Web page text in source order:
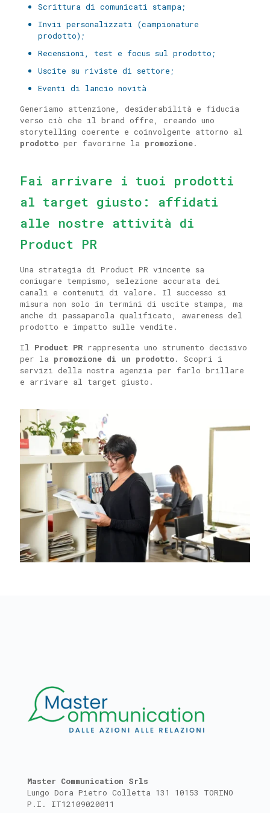
Scrittura di comunicati stampa;
Invii personalizzati (campionature
prodotto);
Recensioni, test e focus sul prodotto;
Uscite su riviste di settore;
Eventi di lancio novità
Generiamo attenzione, desiderabilità e fiducia
verso ciò che il brand offre, creando uno
storytelling coerente e coinvolgente attorno al
prodotto per favorirne la promozione.
Fai arrivare i tuoi prodotti
al target giusto: affidati
alle nostre attività di
Product PR
Una strategia di Product PR vincente sa
coniugare tempismo, selezione accurata dei
canali e contenuti di valore. Il successo si
misura non solo in termini di uscite stampa, ma
anche di passaparola qualificato, awareness del
prodotto e impatto sulle vendite.
Il Product PR rappresenta uno strumento decisivo
per la promozione di un prodotto. Scopri i
servizi della nostra agenzia per farlo brillare
e arrivare al target giusto.
Master Communication Srls
Lungo Dora Pietro Colletta 131 10153 TORINO
P.I. IT12109020011